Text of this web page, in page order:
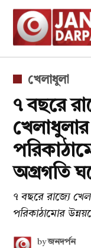
Skip
content
POSTED
খেলাধুলা
৭ বছরে
খেলাধুলার
অগ্রগতি
৭ বছরে রাজ্যে
পরিকাঠামোর
by জনদর্পন